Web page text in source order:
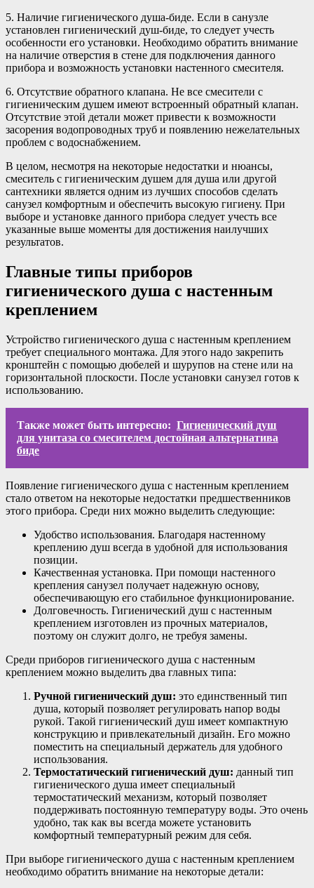
5. Наличие гигиенического душа-биде. Если в санузле
установлен гигиенический душ-биде, то следует учесть
особенности его установки. Необходимо обратить внимание
на наличие отверстия в стене для подключения данного
прибора и возможность установки настенного смесителя.
6. Отсутствие обратного клапана. Не все смесители с
гигиеническим душем имеют встроенный обратный клапан.
Отсутствие этой детали может привести к возможности
засорения водопроводных труб и появлению нежелательных
проблем с водоснабжением.
В целом, несмотря на некоторые недостатки и нюансы,
смеситель с гигиеническим душем для душа или другой
сантехники является одним из лучших способов сделать
санузел комфортным и обеспечить высокую гигиену. При
выборе и установке данного прибора следует учесть все
указанные выше моменты для достижения наилучших
результатов.
Главные типы приборов
гигиенического душа с настенным
креплением
Устройство гигиенического душа с настенным креплением
требует специального монтажа. Для этого надо закрепить
кронштейн с помощью дюбелей и шурупов на стене или на
горизонтальной плоскости. После установки санузел готов к
использованию.
Также может быть интересно: Гигиенический душ
для унитаза со смесителем достойная альтернатива
биде
Появление гигиенического душа с настенным креплением
стало ответом на некоторые недостатки предшественников
этого прибора. Среди них можно выделить следующие:
Удобство использования. Благодаря настенному
креплению душ всегда в удобной для использования
позиции.
Качественная установка. При помощи настенного
крепления санузел получает надежную основу,
обеспечивающую его стабильное функционирование.
Долговечность. Гигиенический душ с настенным
креплением изготовлен из прочных материалов,
поэтому он служит долго, не требуя замены.
Среди приборов гигиенического душа с настенным
креплением можно выделить два главных типа:
Ручной гигиенический душ: это единственный тип
душа, который позволяет регулировать напор воды
рукой. Такой гигиенический душ имеет компактную
конструкцию и привлекательный дизайн. Его можно
поместить на специальный держатель для удобного
использования.
Термостатический гигиенический душ: данный тип
гигиенического душа имеет специальный
термостатический механизм, который позволяет
поддерживать постоянную температуру воды. Это очень
удобно, так как вы всегда можете установить
комфортный температурный режим для себя.
При выборе гигиенического душа с настенным креплением
необходимо обратить внимание на некоторые детали: